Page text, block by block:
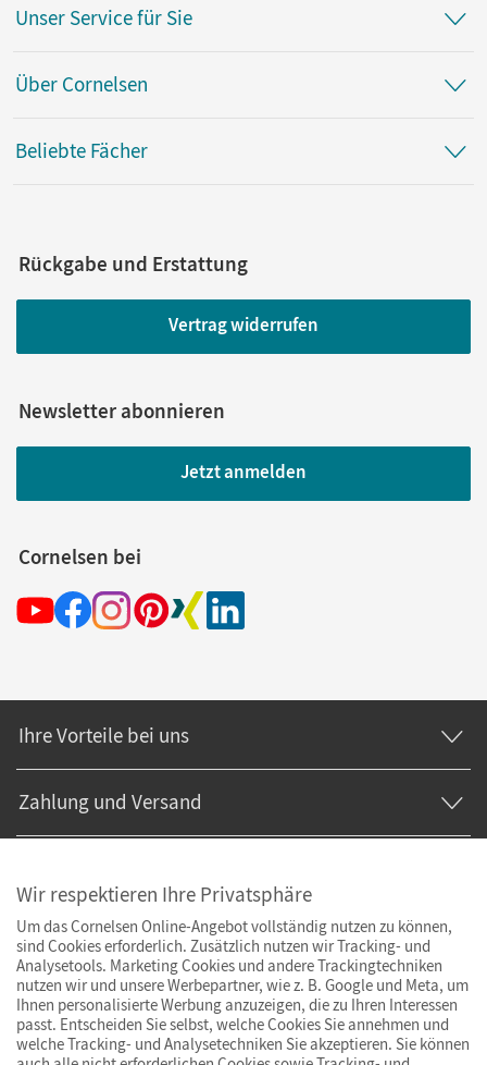
Unser Service für Sie
Über Cornelsen
Beliebte Fächer
Rückgabe und Erstattung
Vertrag widerrufen
Newsletter abonnieren
Jetzt anmelden
Cornelsen bei
Ihre Vorteile bei uns
Zahlung und Versand
Wir respektieren Ihre Privatsphäre
Um das Cornelsen Online-Angebot vollständig nutzen zu können,
sind Cookies erforderlich. Zusätzlich nutzen wir Tracking- und
Analysetools. Marketing Cookies und andere Trackingtechniken
nutzen wir und unsere Werbepartner, wie z. B. Google und Meta, um
Ihnen personalisierte Werbung anzuzeigen, die zu Ihren Interessen
passt. Entscheiden Sie selbst, welche Cookies Sie annehmen und
welche Tracking- und Analysetechniken Sie akzeptieren. Sie können